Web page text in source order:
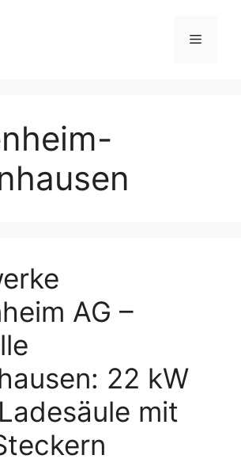
Menu
AG –
22 kW
mit